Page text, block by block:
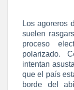
Los agoreros
suelen
proceso
polarizado.
intentan
que el país
borde del